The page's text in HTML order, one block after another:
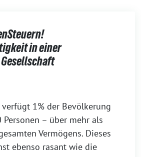
in einer
1% der Bevölkerung
– über mehr als
Vermögens. Dieses
ebenso rasant wie die